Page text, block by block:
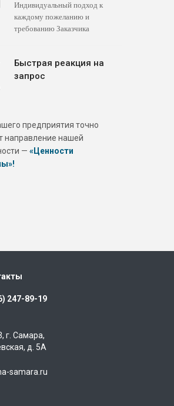
Индивидуальный подход к
каждому пожеланию и
требованию Заказчика
Быстрая реакция на
запрос
предприятия точно
направление нашей
— «Ценности
247-89-19
г. Самара,
д. 5А
samara.ru